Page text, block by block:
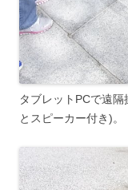
タブレットPCで遠
とスピーカー付き)。